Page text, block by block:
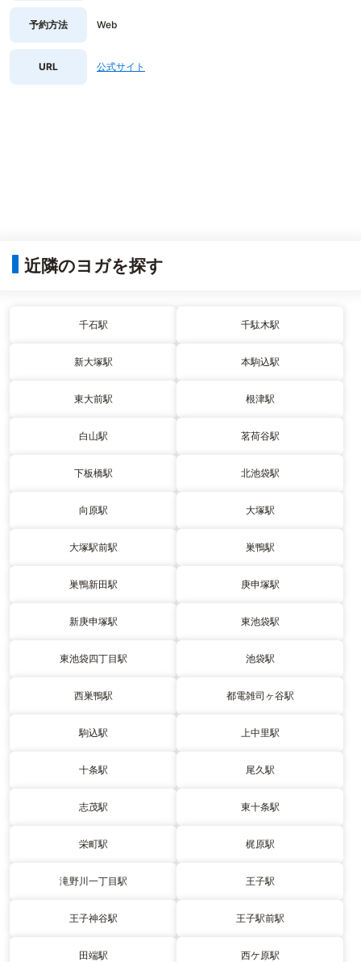
予約方法 Web
URL 公式サイト
近隣のヨガを探す
千石駅 千駄木駅
新大塚駅 本駒込駅
東大前駅 根津駅
白山駅 茗荷谷駅
下板橋駅 北池袋駅
向原駅 大塚駅
大塚駅前駅 巣鴨駅
巣鴨新田駅 庚申塚駅
新庚申塚駅 東池袋駅
東池袋四丁目駅 池袋駅
西巣鴨駅 都電雑司ヶ谷駅
駒込駅 上中里駅
十条駅 尾久駅
志茂駅 東十条駅
栄町駅 梶原駅
滝野川一丁目駅 王子駅
王子神谷駅 王子駅前駅
田端駅 西ケ原駅